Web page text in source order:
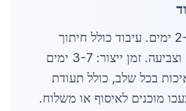
ייצור מתחיל תוך 2-3 ימים. עיבוד כולל חיתוך
CNC, קידוח, גיהוץ וצביעה. זמן ייצור: 3-7 ימים
איכות בכל שלב, כולל תעודת